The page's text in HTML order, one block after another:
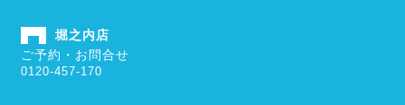
堀之内店
ご予約・お問合せ
0120-457-170